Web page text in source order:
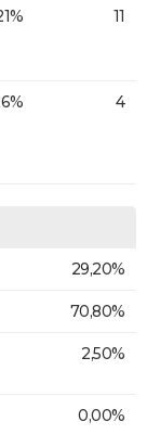
11
4
29,20%
70,80%
2,50%
0,00%